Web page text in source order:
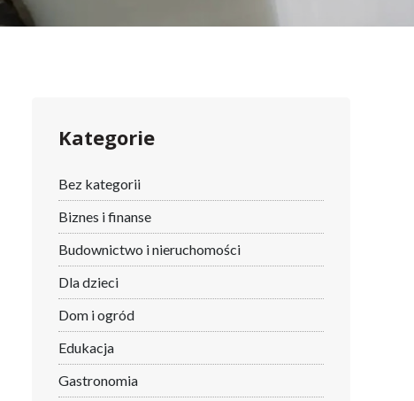
Kategorie
Bez kategorii
Biznes i finanse
Budownictwo i nieruchomości
Dla dzieci
Dom i ogród
Edukacja
Gastronomia